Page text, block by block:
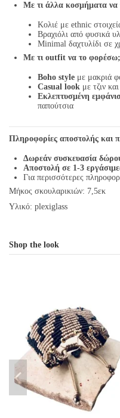
Με τι άλλα κοσμήματα να
Κολιέ με ethnic
Βραχιόλι από φυσικά
Minimal δαχτυλίδι σε
Με τι outfit να το φορέσω;
Boho style με μακριά
Casual look με τζιν
Εκλεπτυσμένη
παπούτσια
Πληροφορίες αποστολής και
Δωρεάν συσκευασία
Αποστολή σε 1-3
Για περισσότερες
Μήκος σκουλαρικιών: 7,5εκ
Υλικό: plexiglass
Shop the look